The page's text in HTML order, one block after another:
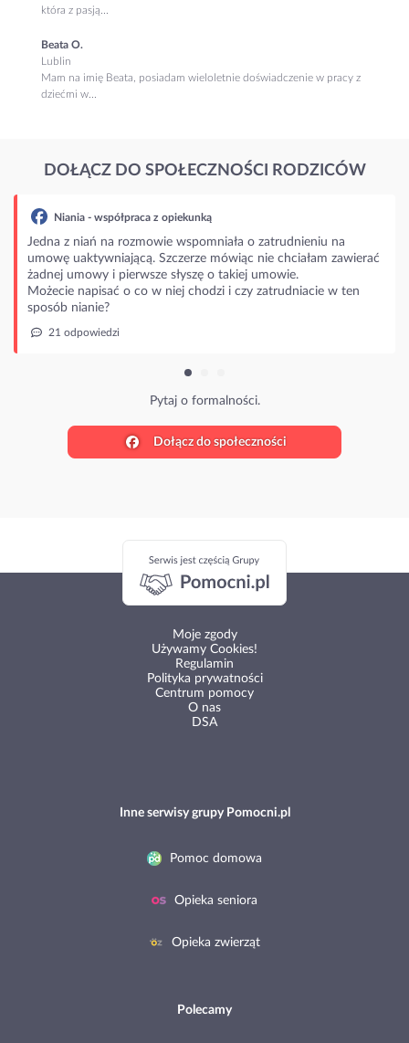
która z pasją...
Beata O.
Lublin
Mam na imię Beata, posiadam wieloletnie doświadczenie w pracy z
dziećmi w...
DOŁĄCZ DO SPOŁECZNOŚCI RODZICÓW
Niania - współpraca z opiekunką
Jedna z niań na rozmowie wspomniała o zatrudnieniu na
umowę uaktywniającą. Szczerze mówiąc nie chciałam zawierać
żadnej umowy i pierwsze słyszę o takiej umowie.
Możecie napisać o co w niej chodzi i czy zatrudniacie w ten
sposób nianie?
21 odpowiedzi
Pytaj o formalności.
Dołącz do społeczności
Moje zgody
Używamy Cookies!
Regulamin
Polityka prywatności
Centrum pomocy
O nas
DSA
Inne serwisy grupy Pomocni.pl
Pomoc domowa
Opieka seniora
Opieka zwierząt
Polecamy